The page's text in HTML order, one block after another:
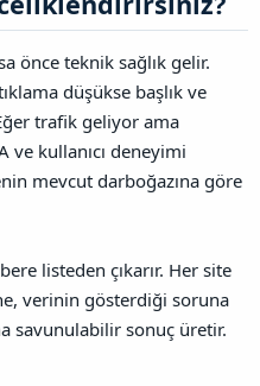
önce teknik sağlık gelir.
düşükse başlık ve
trafik geliyor ama
ve kullanıcı deneyimi
mevcut darboğazına göre
listeden çıkarır. Her site
verinin gösterdiği soruna
savunulabilir sonuç üretir.